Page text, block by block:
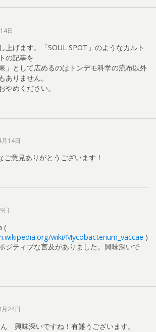
日
上げます。「SOUL SPOT」のようなカルト
の記事を
」として広めるのはトンデモ科学の流布以外
ありません。
やめください。
14日
ご意見ありがとうございます！
日
(
wiki/Mycobacterium_vaccae )
ジティブな言及がありました。興味深いで
24日
興味深いですね！有難うございます。